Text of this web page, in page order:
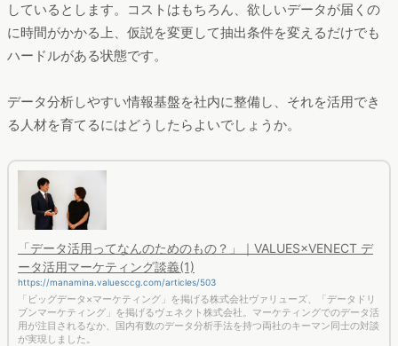
しているとします。コストはもちろん、欲しいデータが届くの
に時間がかかる上、仮説を変更して抽出条件を変えるだけでも
ハードルがある状態です。
データ分析しやすい情報基盤を社内に整備し、それを活用でき
る人材を育てるにはどうしたらよいでしょうか。
「データ活用ってなんのためのもの？」｜VALUES×VENECT デ
ータ活用マーケティング談義(1)
https://manamina.valuesccg.com/articles/503
「ビッグデータ×マーケティング」を掲げる株式会社ヴァリューズ、「データドリ
ブンマーケティング」を掲げるヴェネクト株式会社。マーケティングでのデータ活
用が注目されるなか、国内有数のデータ分析手法を持つ両社のキーマン同士の対談
が実現しました。